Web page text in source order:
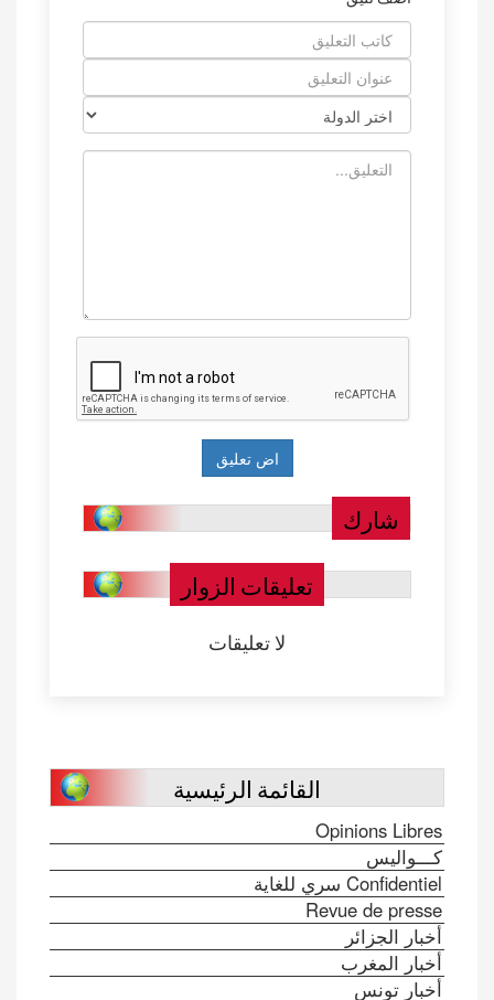
شارك
تعليقات الزوار
لا تعليقات
القائمة الرئيسية
Opinions Libres
كـــواليس
Confidentiel سري للغاية
Revue de presse
أخبار الجزائر
أخبار المغرب
أخبار تونس